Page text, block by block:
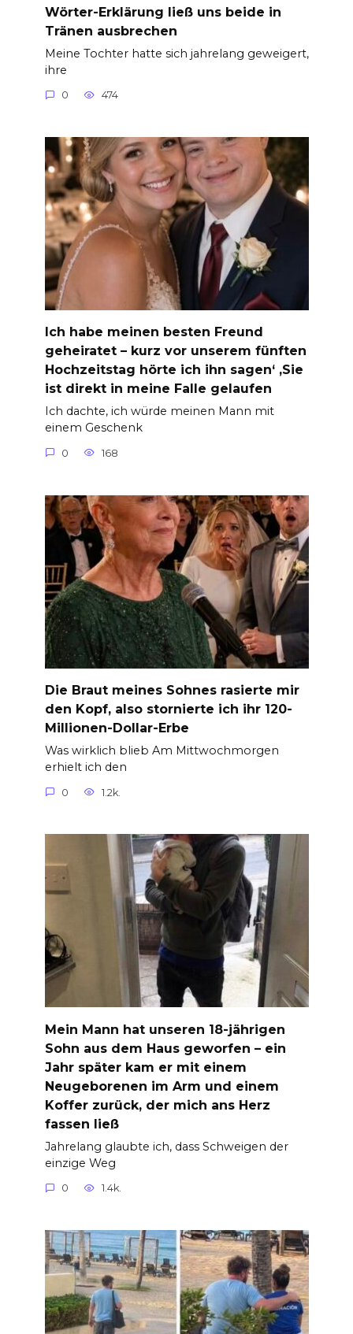
Wörter-Erklärung ließ uns beide in
Tränen ausbrechen
Meine Tochter hatte sich jahrelang geweigert,
ihre
0 474
Ich habe meinen besten Freund
geheiratet – kurz vor unserem fünften
Hochzeitstag hörte ich ihn sagen‘ ‚Sie
ist direkt in meine Falle gelaufen
Ich dachte, ich würde meinen Mann mit
einem Geschenk
0 168
Die Braut meines Sohnes rasierte mir
den Kopf, also stornierte ich ihr 120-
Millionen-Dollar-Erbe
Was wirklich blieb Am Mittwochmorgen
erhielt ich den
0 1.2k.
Mein Mann hat unseren 18-jährigen
Sohn aus dem Haus geworfen – ein
Jahr später kam er mit einem
Neugeborenen im Arm und einem
Koffer zurück, der mich ans Herz
fassen ließ
Jahrelang glaubte ich, dass Schweigen der
einzige Weg
0 1.4k.